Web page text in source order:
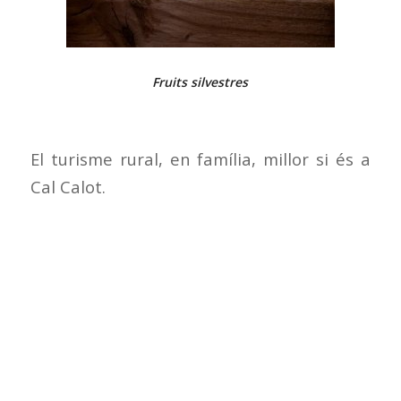
Fruits silvestres
El turisme rural, en família, millor si és a
Cal Calot.